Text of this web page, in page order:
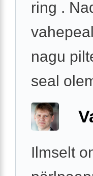
ring .
nagu
seal
Ilmselt